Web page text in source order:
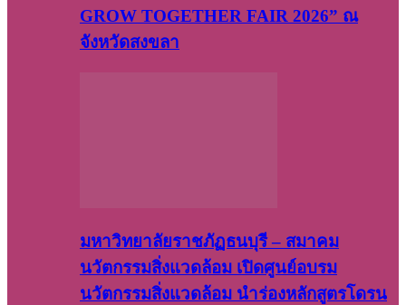
GROW TOGETHER FAIR 2026” ณ
จังหวัดสงขลา
มหาวิทยาลัยราชภัฏธนบุรี – สมาคม
นวัตกรรมสิ่งแวดล้อม เปิดศูนย์อบรม
นวัตกรรมสิ่งแวดล้อม นำร่องหลักสูตรโดรน